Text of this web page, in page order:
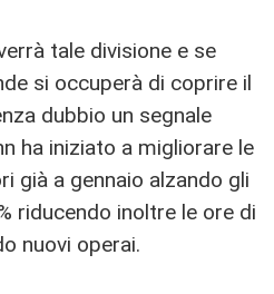
tale divisione e se
si occuperà di coprire il
dubbio un segnale
ha iniziato a migliorare le
già a gennaio alzando gli
riducendo inoltre le ore di
nuovi operai.